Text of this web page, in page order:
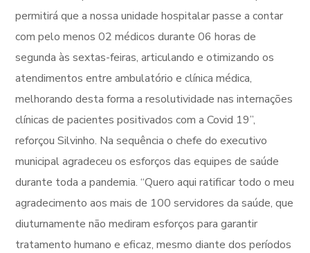
permitirá que a nossa unidade hospitalar passe a contar
com pelo menos 02 médicos durante 06 horas de
segunda às sextas-feiras, articulando e otimizando os
atendimentos entre ambulatório e clínica médica,
melhorando desta forma a resolutividade nas internações
clínicas de pacientes positivados com a Covid 19”,
reforçou Silvinho. Na sequência o chefe do executivo
municipal agradeceu os esforços das equipes de saúde
durante toda a pandemia. “Quero aqui ratificar todo o meu
agradecimento aos mais de 100 servidores da saúde, que
diuturnamente não mediram esforços para garantir
tratamento humano e eficaz, mesmo diante dos períodos